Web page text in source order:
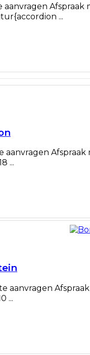
...
...
aanvragen
...